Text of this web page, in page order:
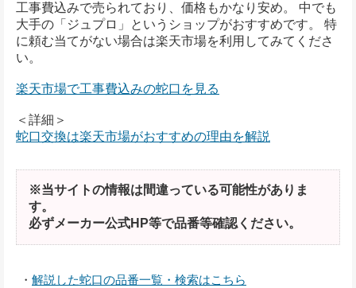
工事費込みで売られており、価格もかなり安め。 中でも
大手の「ジュプロ」というショップがおすすめです。 特
に頼む当てがない場合は楽天市場を利用してみてくださ
い。
楽天市場で工事費込みの蛇口を見る
＜詳細＞
蛇口交換は楽天市場がおすすめの理由を解説
※当サイトの情報は間違っている可能性がありま
す。
必ずメーカー公式HP等で品番等確認ください。
・ 解説した蛇口の品番一覧・検索はこちら